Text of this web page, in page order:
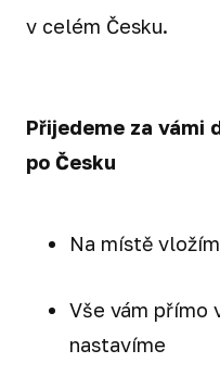
v celém Česku.
Přijedeme za vámi
po Česku
Na místě
Vše vám přímo
nastavíme